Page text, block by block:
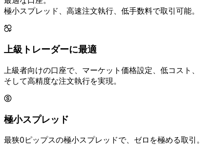
極小スプレッド、 高速注文執行、 低手数料で取引可能。
上級トレーダーに最適
上級者向けの口座で、 マーケット価格設定、 低コスト、
そして高精度な注文執行を実現。
極小スプレッド
最狭0ピップスの極小スプレッドで、 ゼロを極める取引。